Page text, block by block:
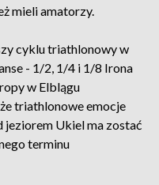
mieli amatorzy.
cyklu triathlonowy w
- 1/2, 1/4 i 1/8 Irona
w Elblągu
triathlonowe emocje
jeziorem Ukiel ma zostać
terminu